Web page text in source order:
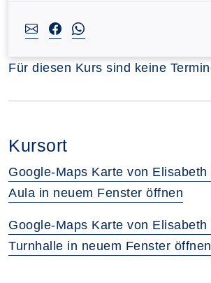
Für diesen Kurs sind keine
Kursort
Google-Maps Karte von
Aula in neuem Fenster öffnen
Google-Maps Karte von
Turnhalle in neuem Fenster öffnen